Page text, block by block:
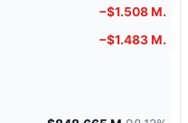
−$1.508 M.
−$1.483 M.